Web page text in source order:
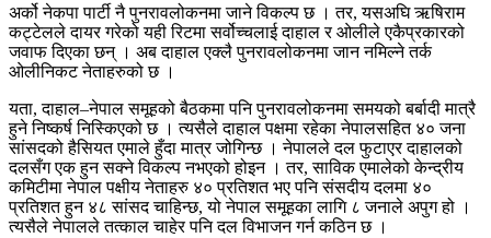
अर्को नेकपा पार्टी नै पुनरावलोकनमा जाने विकल्प छ । तर, यसअघि ऋषिराम
कट्टेलले दायर गरेको यही रिटमा सर्वोच्चलाई दाहाल र ओलीले एकैप्रकारको
जवाफ दिएका छन् । अब दाहाल एक्लै पुनरावलोकनमा जान नमिल्ने तर्क
ओलीनिकट नेताहरुको छ ।
यता, दाहाल–नेपाल समूहको बैठकमा पनि पुनरावलोकनमा समयको बर्बादी मात्रै
हुने निष्कर्ष निस्किएको छ । त्यसैले दाहाल पक्षमा रहेका नेपालसहित ४० जना
सांसदको हैसियत एमाले हुँदा मात्र जोगिन्छ । नेपालले दल फुटाएर दाहालको
दलसँग एक हुन सक्ने विकल्प नभएको होइन । तर, साविक एमालेको केन्द्रीय
कमिटीमा नेपाल पक्षीय नेताहरु ४० प्रतिशत भए पनि संसदीय दलमा ४०
प्रतिशत हुन ४८ सांसद चाहिन्छ, यो नेपाल समूहका लागि ८ जनाले अपुग हो ।
त्यसैले नेपालले तत्काल चाहेर पनि दल विभाजन गर्न कठिन छ ।